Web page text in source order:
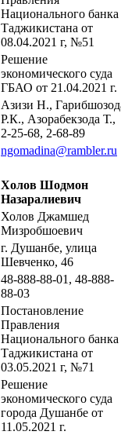
Национального банка
Таджикистана от
08.04.2021 г, №51
Решение
экономического суда
ГБАО от 21.04.2021
Азизи Н.,
Р.К., Азорабекзода Т.,
2-25-68, 2-68-89
ngomadina@rambler.ru
Холов Шодмон
Назаралиевич
Холов Джамшед
Мизробшоевич
г. Душанбе, улица
Шевченко, 46
48-888-88-01, 48-888-
88-03
Постановление
Правления
Национального банка
Таджикистана от
03.05.2021 г, №71
Решение
экономического суда
города Душанбе от
11.05.2021 г.